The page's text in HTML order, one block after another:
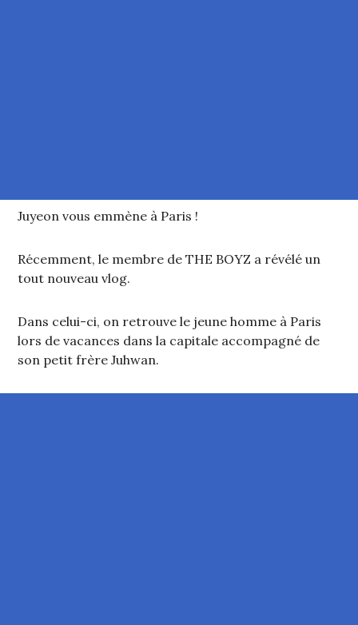
Juyeon vous emmène à Paris !
Récemment, le membre de THE BOYZ a révélé un
tout nouveau vlog.
Dans celui-ci, on retrouve le jeune homme à Paris
lors de vacances dans la capitale accompagné de
son petit frère Juhwan.